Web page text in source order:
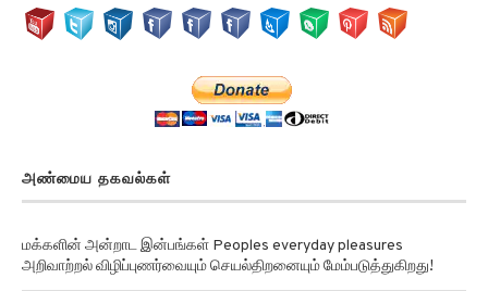
அண்மைய தகவல்கள்
மக்களின் அன்றாட இன்பங்கள் Peoples everyday pleasures
அறிவாற்றல் விழிப்புணர்வையும் செயல்திறனையும் மேம்படுத்துகிறது!